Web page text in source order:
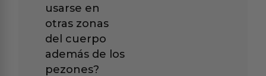
usarse en
otras zonas
del cuerpo
además de los
pezones?